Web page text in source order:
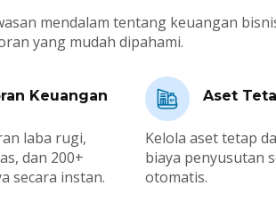
mendalam tentang keuangan
yang mudah dipahami.
Keuangan
laba rugi,
dan 200+
secara instan.
Aset
Kelola aset tetap
biaya penyusutan
otomatis.